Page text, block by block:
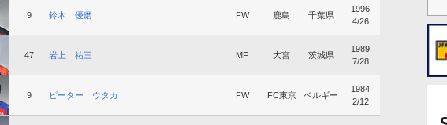
9 鈴木 優磨 FW 鹿島 千葉県
1996
4/26
47 岩上 祐三 MF 大宮 茨城県
1989
7/28
9 ピーター ウタカ FW FC東京 ベルギー
1984
2/12